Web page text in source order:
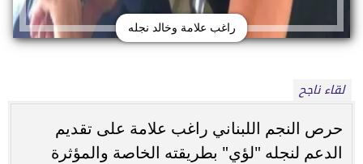
راغب علامة وخالد نجله
لقاء ناجح
حرص النجم اللبناني راغب علامة على تقديم
الدعم لنجله "لؤي" بطريقته الخاصة والمؤثرة